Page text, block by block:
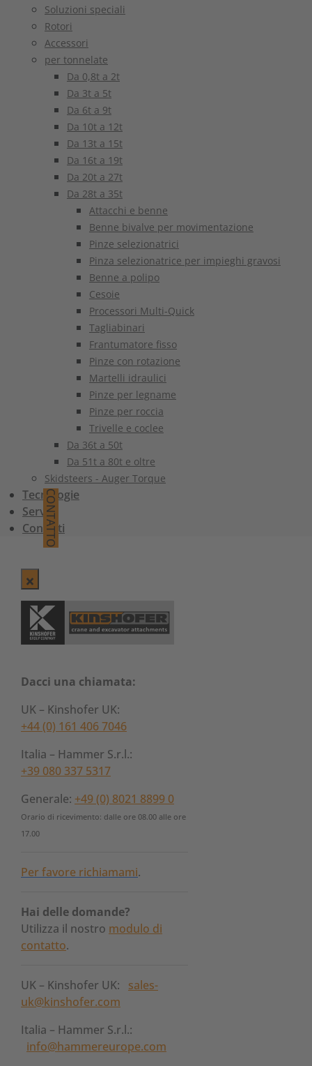
Soluzioni speciali
Rotori
Accessori
per tonnelate
Da 0,8t a 2t
Da 3t a 5t
Da 6t a 9t
Da 10t a 12t
Da 13t a 15t
Da 16t a 19t
Da 20t a 27t
Da 28t a 35t
Attacchi e benne
Benne bivalve per movimentazione
Pinze selezionatrici
Pinza selezionatrice per impieghi gravosi
Benne a polipo
Cesoie
Processori Multi-Quick
Tagliabinari
Frantumatore fisso
Pinze con rotazione
Martelli idraulici
Pinze per legname
Pinze per roccia
Trivelle e coclee
Da 36t a 50t
Da 51t a 80t e oltre
Skidsteers - Auger Torque
Tecnologie
Servizi
Contatti
CONTATTO
Dacci una chiamata:
UK – Kinshofer UK:
+44 (0) 161 406 7046
Italia – Hammer S.r.l.:
+39 080 337 5317
Generale: +49 (0) 8021 8899 0
Orario di ricevimento: dalle ore 08.00 alle ore
17.00
Per favore richiamami.
Hai delle domande?
Utilizza il nostro modulo di
contatto.
UK – Kinshofer UK: sales-
uk@kinshofer.com
Italia – Hammer S.r.l.:
info@hammereurope.com